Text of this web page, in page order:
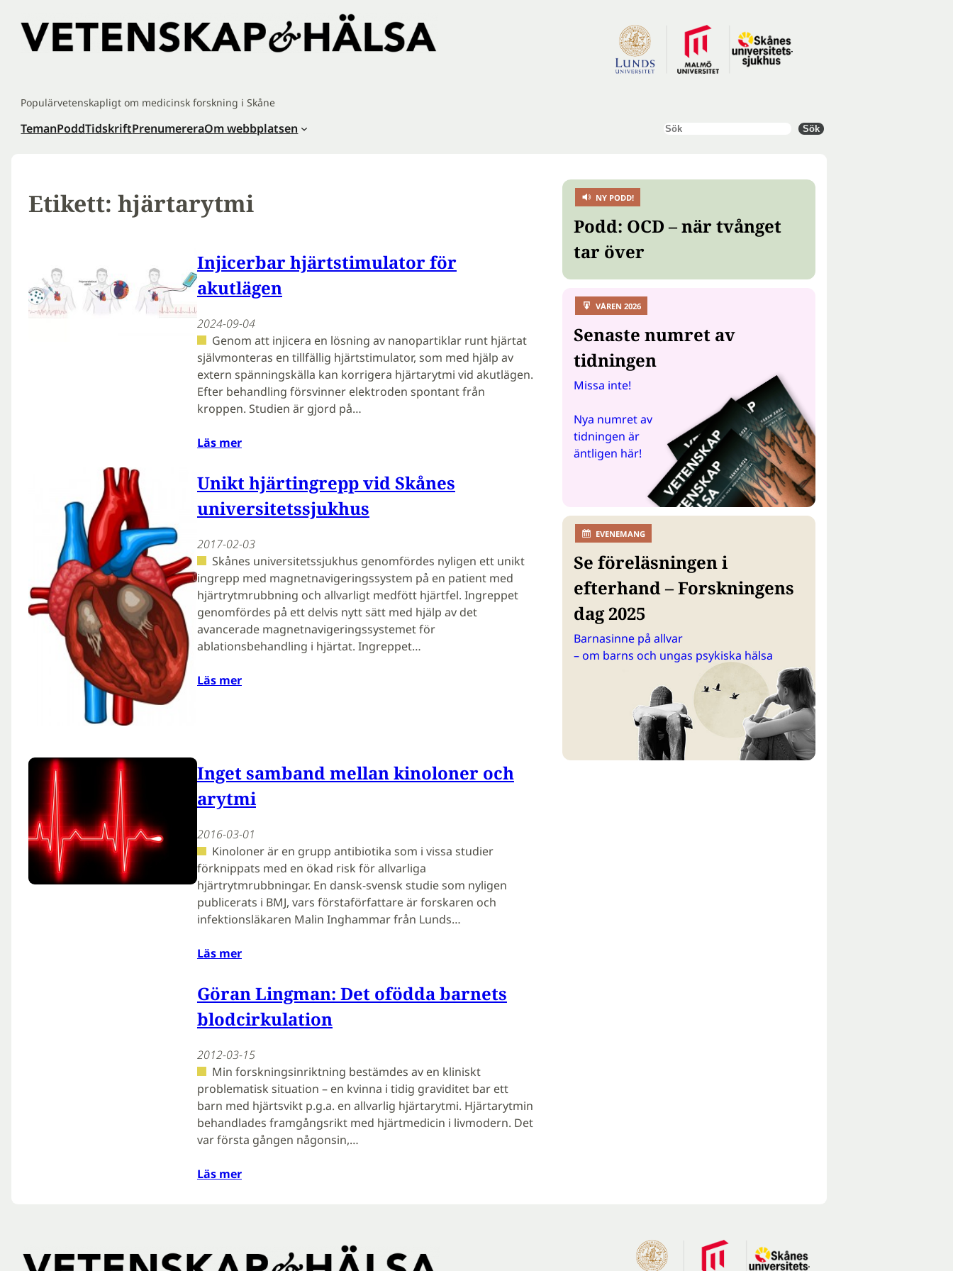
innehåll
Populärvetenskapligt om medicinsk forskning i Skåne
TemanPoddTidskriftPrenumereraOm webbplatsen Sök Sök
Etikett: hjärtarytmi
Injicerbar hjärtstimulator för
akutlägen
2024-09-04
Genom att injicera en lösning av nanopartiklar runt hjärtat
självmonteras en tillfällig hjärtstimulator, som med hjälp av
extern spänningskälla kan korrigera hjärtarytmi vid akutlägen.
Efter behandling försvinner elektroden spontant från
kroppen. Studien är gjord på…
Läs mer
Unikt hjärtingrepp vid Skånes
universitetssjukhus
2017-02-03
Skånes universitetssjukhus genomfördes nyligen ett unikt
ingrepp med magnetnavigeringssystem på en patient med
hjärtrytmrubbning och allvarligt medfött hjärtfel. Ingreppet
genomfördes på ett delvis nytt sätt med hjälp av det
avancerade magnetnavigeringssystemet för
ablationsbehandling i hjärtat. Ingreppet…
Läs mer
Inget samband mellan kinoloner och
arytmi
2016-03-01
Kinoloner är en grupp antibiotika som i vissa studier
förknippats med en ökad risk för allvarliga
hjärtrytmrubbningar. En dansk-svensk studie som nyligen
publicerats i BMJ, vars förstaförfattare är forskaren och
infektionsläkaren Malin Inghammar från Lunds…
Läs mer
Göran Lingman: Det ofödda barnets
blodcirkulation
2012-03-15
Min forskningsinriktning bestämdes av en kliniskt
problematisk situation – en kvinna i tidig graviditet bar ett
barn med hjärtsvikt p.g.a. en allvarlig hjärtarytmi. Hjärtarytmin
behandlades framgångsrikt med hjärtmedicin i livmodern. Det
var första gången någonsin,…
Läs mer
NY PODD!
Podd: OCD – när tvånget
tar över
VÅREN 2026
Senaste numret av
tidningen
Missa inte!
Nya numret av
tidningen är
äntligen här!
EVENEMANG
Se föreläsningen i
efterhand – Forskningens
dag 2025
Barnasinne på allvar
– om barns och ungas psykiska hälsa